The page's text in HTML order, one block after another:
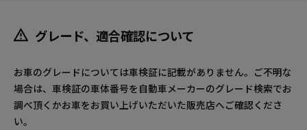
グレード、適合確認について
お車のグレードについては車検証に記載がありません。ご不明な
場合は、車検証の車体番号を自動車メーカーのグレード検索でお
調べ頂くかお車をお買い上げいただいた販売店へご確認くださ
い。